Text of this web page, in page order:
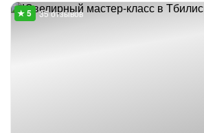
35 отзывов